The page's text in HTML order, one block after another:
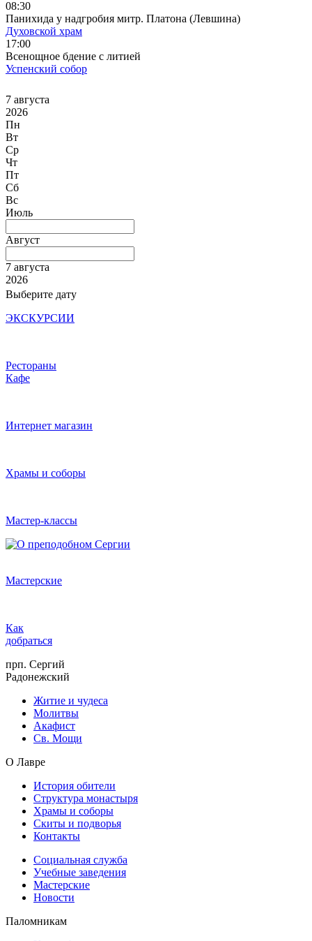
08:30
Панихида у надгробия митр. Платона (Левшина)
Духовской храм
17:00
Всенощное бдение с литией
Успенский собор
7 августа
2026
Пн
Вт
Ср
Чт
Пт
Сб
Вс
Июль
Август
7 августа
2026
Выберите дату
ЭКСКУРСИИ
Рестораны
Кафе
Интернет магазин
Храмы и соборы
Мастер-классы
Мастерские
Как
добраться
прп. Сергий
Радонежский
Житие и чудеса
Молитвы
Акафист
Св. Мощи
О Лавре
История обители
Структура монастыря
Храмы и соборы
Скиты и подворья
Контакты
Социальная служба
Учебные заведения
Мастерские
Новости
Паломникам